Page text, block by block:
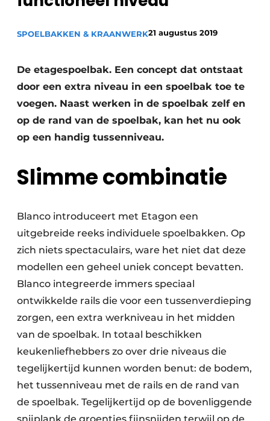
Privacy / Cookie statement
SPOELBAKKEN & KRAANWERK21 augustus 2019
De etagespoelbak. Een concept dat ontstaat
door een extra niveau in een spoelbak toe te
voegen. Naast werken in de spoelbak zelf en
op de rand van de spoelbak, kan het nu ook
op een handig tussenniveau.
Slimme combinatie
Blanco introduceert met Etagon een
uitgebreide reeks individuele spoelbakken. Op
zich niets spectaculairs, ware het niet dat deze
modellen een geheel uniek concept bevatten.
Blanco integreerde immers speciaal
ontwikkelde rails die voor een tussenverdieping
zorgen, een extra werkniveau in het midden
van de spoelbak. In totaal beschikken
keukenliefhebbers zo over drie niveaus die
tegelijkertijd kunnen worden benut: de bodem,
het tussenniveau met de rails en de rand van
de spoelbak. Tegelijkertijd op de bovenliggende